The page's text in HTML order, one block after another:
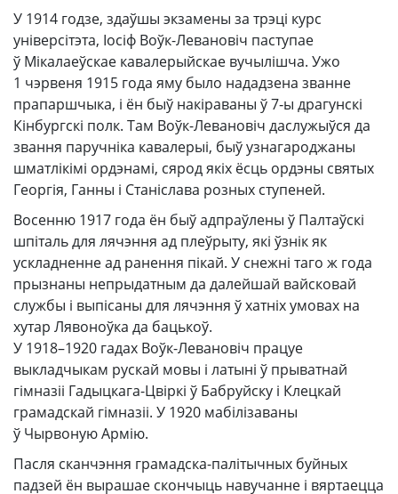
У 1914 годзе, здаўшы экзамены за трэці курс
універсітэта, Іосіф Воўк-Левановіч паступае
ў Мікалаеўскае кавалерыйскае вучылішча. Ужо
1 чэрвеня 1915 года яму было нададзена званне
прапаршчыка, і ён быў накіраваны ў 7‑ы драгунскі
Кінбургскі полк. Там Воўк-Левановіч даслужыўся да
звання паручніка кавалерыі, быў узнагароджаны
шматлікімі ордэнамі, сярод якіх ёсць ордэны святых
Георгія, Ганны і Станіслава розных ступеней.
Восенню 1917 года ён быў адпраўлены ў Палтаўскі
шпіталь для лячэння ад плеўрыту, які ўзнік як
ускладненне ад ранення пікай. У снежні таго ж года
прызнаны непрыдатным да далейшай вайсковай
службы і выпісаны для лячэння ў хатніх умовах на
хутар Лявоноўка да бацькоў.
У 1918–1920 гадах Воўк-Левановіч працуе
выкладчыкам рускай мовы і латыні ў прыватнай
гімназіі Гадыцкага-Цвіркі ў Бабруйску і Клецкай
грамадскай гімназіі. У 1920 мабілізаваны
ў Чырвоную Армію.
Пасля сканчэння грамадска-палітычных буйных
падзей ён вырашае скончыць навучанне і вяртаецца